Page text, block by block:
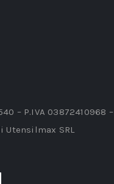
– P.IVA 03872410968 –
Utensilmax SRL